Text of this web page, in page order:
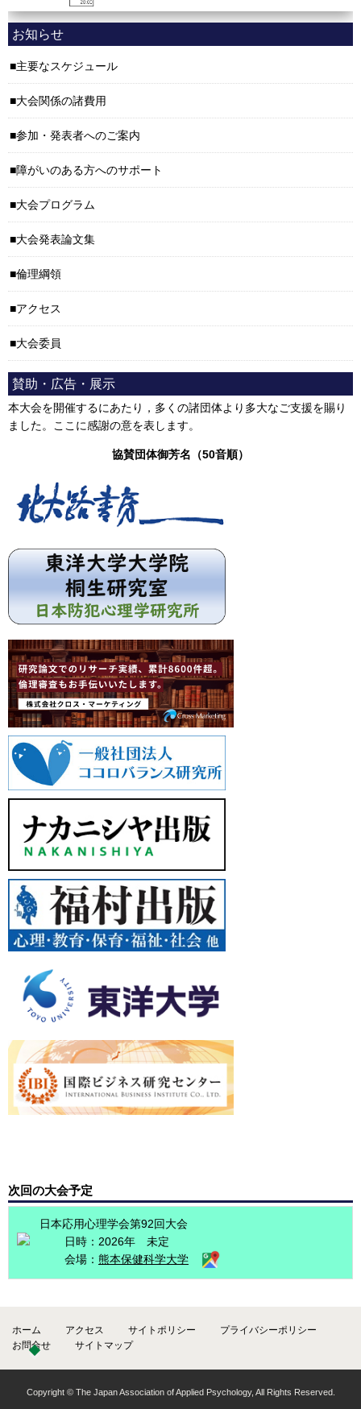
お知らせ
主要なスケジュール
大会関係の諸費用
参加・発表者へのご案内
障がいのある方へのサポート
大会プログラム
大会発表論文集
倫理綱領
アクセス
大会委員
賛助・広告・展示
本大会を開催するにあたり，多くの諸団体より多大なご支援を賜り
ました。ここに感謝の意を表します。
協賛団体御芳名（50音順）
次回の大会予定
日本応用心理学会第92回大会
日時：2026年 未定
会場： 熊本保健科学大学
ホーム アクセス サイトポリシー
プライバシーポリシー
お問合せ
サイトマップ
Copyright © The Japan Association of Applied Psychology, All Rights Reserved.